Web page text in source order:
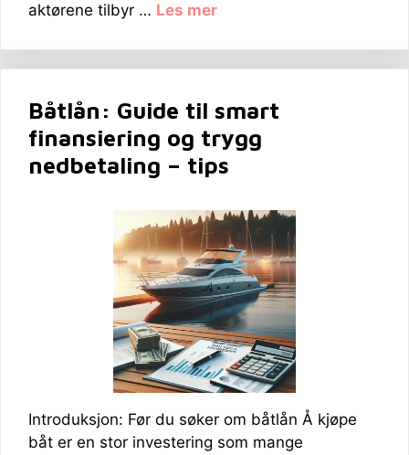
aktørene tilbyr … Les mer
Båtlån: Guide til smart
finansiering og trygg
nedbetaling – tips
Introduksjon: Før du søker om båtlån Å kjøpe
båt er en stor investering som mange